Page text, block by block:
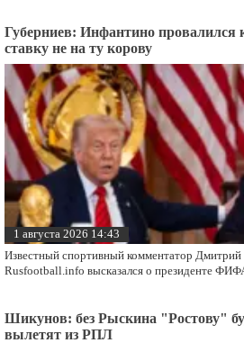
Губерниев: Инфантино провалился
ставку не на ту корову
1 августа 2026 14:43
Известный спортивный комментатор Дмитрий
Rusfootball.info высказался о президенте
Шикунов: без Рыскина "Ростову"
вылетят из РПЛ